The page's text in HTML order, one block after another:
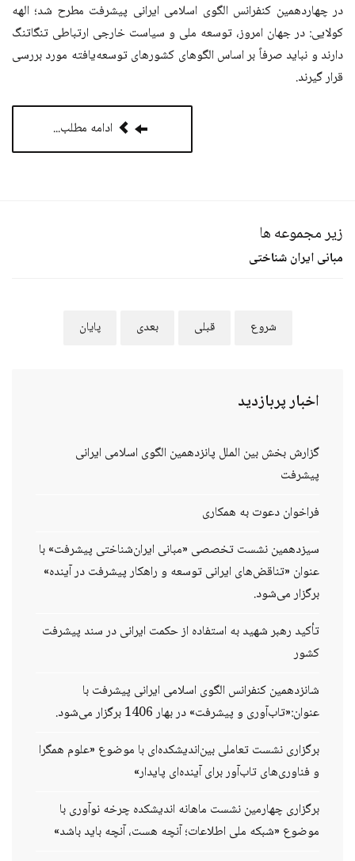
در چهاردهمین کنفرانس الگوی اسلامی ایرانی پیشرفت مطرح شد؛ الهه
کولایی: در جهان امروز، توسعه ملی و سیاست خارجی ارتباطی تنگاتنگ
دارند و نباید صرفاً بر اساس الگوهای کشورهای توسعه‌یافته مورد بررسی
قرار گیرند.
ادامه مطلب...
زیر مجموعه ها
مبانی ایران شناختی
شروع قبلی بعدی پایان
اخبارپربازدید
گزارش بخش بین الملل پانزدهمین الگوی اسلامی ایرانی
پیشرفت
فراخوان دعوت به همکاری
سیزدهمین نشست تخصصی «مبانی ایران‌شناختی پیشرفت» با
عنوان «تناقض‌های ایرانی توسعه و راهکار پیشرفت در آینده»
برگزار می‌شود.
تأکید رهبر شهید به استفاده از حکمت ایرانی در سند پیشرفت
کشور
شانزدهمین کنفرانس الگوی اسلامی ایرانی پیشرفت با
عنوان:«تاب‌آوری و پیشرفت» در بهار 1406 برگزار می‌شود.
برگزاری نشست تعاملی بین‌اندیشکده‌ای با موضوع «علوم همگرا
و فناوری‌های تاب‌آور برای آینده‌ای پایدار»
برگزاری چهارمین نشست ماهانه اندیشکده چرخه نوآوری با
موضوع «شبکه ملی اطلاعات؛ آنچه هست، آنچه باید باشد»